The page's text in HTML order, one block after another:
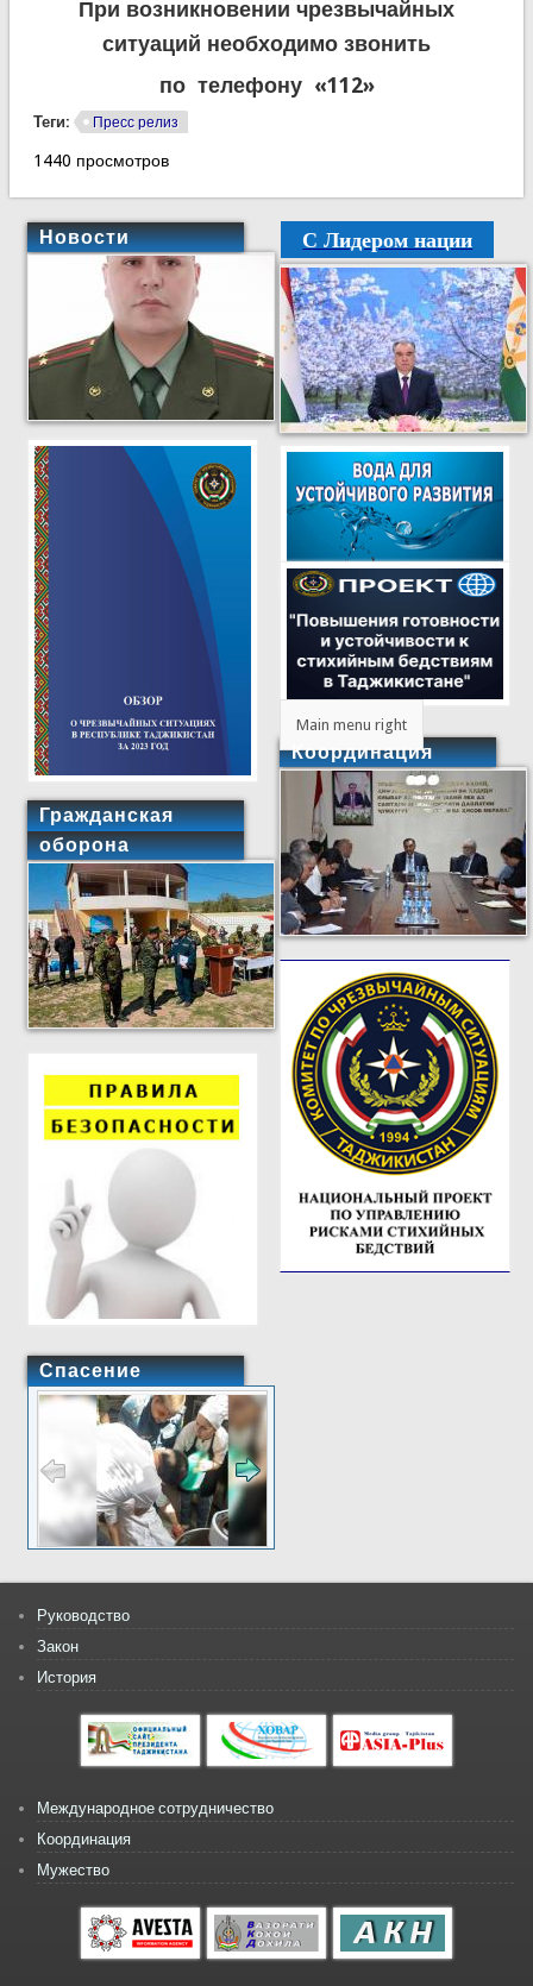
При возникновении чрезвычайных
ситуаций необходимо звонить
по телефону «112»
Теги: Пресс релиз
1440 просмотров
Новости
Гражданская
оборона
Спасение
С Лидером нации
Main menu right
Координация
Руководство
Закон
История
Международное сотрудничество
Координация
Мужество